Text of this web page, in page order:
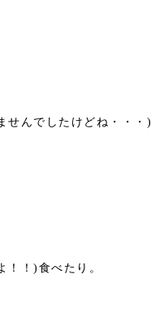
せんでしたけどね・・・)
！！)食べたり。